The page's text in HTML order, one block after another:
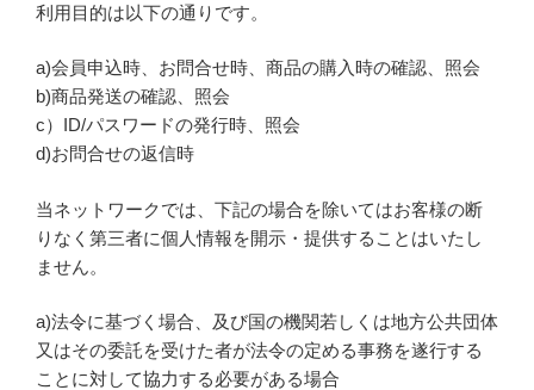
利用目的は以下の通りです。
a)会員申込時、お問合せ時、商品の購入時の確認、照会
b)商品発送の確認、照会
c）ID/パスワードの発行時、照会
d)お問合せの返信時
当ネットワークでは、下記の場合を除いてはお客様の断
りなく第三者に個人情報を開示・提供することはいたし
ません。
a)法令に基づく場合、及び国の機関若しくは地方公共団体
又はその委託を受けた者が法令の定める事務を遂行する
ことに対して協力する必要がある場合